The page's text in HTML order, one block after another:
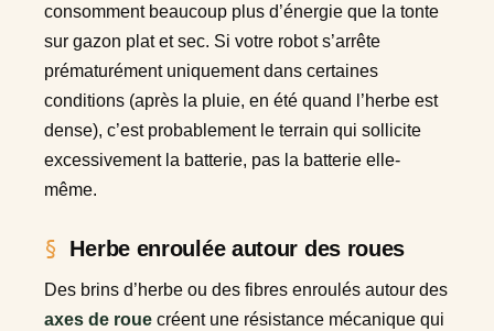
consomment beaucoup plus d’énergie que la tonte
sur gazon plat et sec. Si votre robot s’arrête
prématurément uniquement dans certaines
conditions (après la pluie, en été quand l’herbe est
dense), c’est probablement le terrain qui sollicite
excessivement la batterie, pas la batterie elle-
même.
Herbe enroulée autour des roues
Des brins d’herbe ou des fibres enroulés autour des
axes de roue créent une résistance mécanique qui